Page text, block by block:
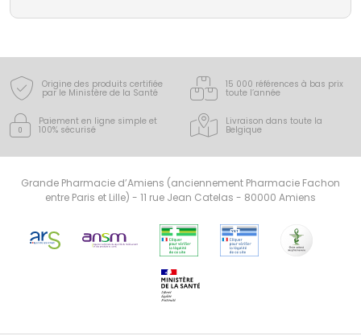
Origine des produits certifiée
par le Ministère de la Santé
15 000 références à bas prix
toute l’année
Paiement en ligne simple et
100% sécurisé
Livraison dans toute la
Belgique
Grande Pharmacie d’Amiens (anciennement Pharmacie Fachon
entre Paris et Lille) - 11 rue Jean Catelas - 80000 Amiens